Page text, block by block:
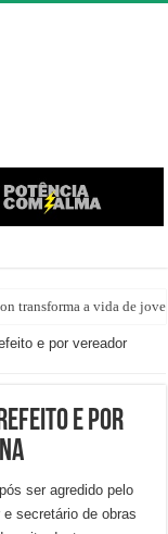
transforma a vida de
de temporal
e por vereador
e por
ser agredido pelo
secretário de obras